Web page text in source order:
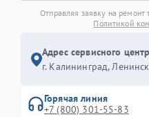
Отправляя заявку на ремонт
Политикой
Адрес сервисного
г. Калининград,
Горячая линия
+7 (800) 301-55-83